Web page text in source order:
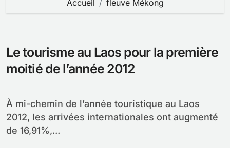
Accueil fleuve Mékong
Le tourisme au Laos pour la première
moitié de l’année 2012
À mi-chemin de l’année touristique au Laos
2012, les arrivées internationales ont augmenté
de 16,91%,...